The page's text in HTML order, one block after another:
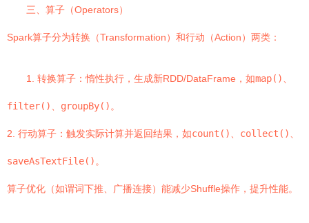
三、算子（Operators）
Spark算子分为转换（Transformation）和行动（Action）两类：
1. 转换算子：惰性执行，生成新RDD/DataFrame，如map()
filter() groupBy() 。
2. 行动算子：触发实际计算并返回结果，如count() collect()
saveAsTextFile() 。
算子优化（如谓词下推、广播连接）能减少Shuffle操作，提升性能。